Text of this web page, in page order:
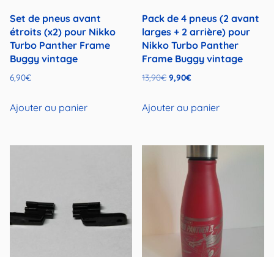
Set de pneus avant
étroits (x2) pour Nikko
Turbo Panther Frame
Buggy vintage
6,90€
Ajouter au panier
Pack de 4 pneus (2 avant
larges + 2 arrière) pour
Nikko Turbo Panther
Frame Buggy vintage
13,90€ Le
initial
9,90€Le
actuel
Ajouter au panier